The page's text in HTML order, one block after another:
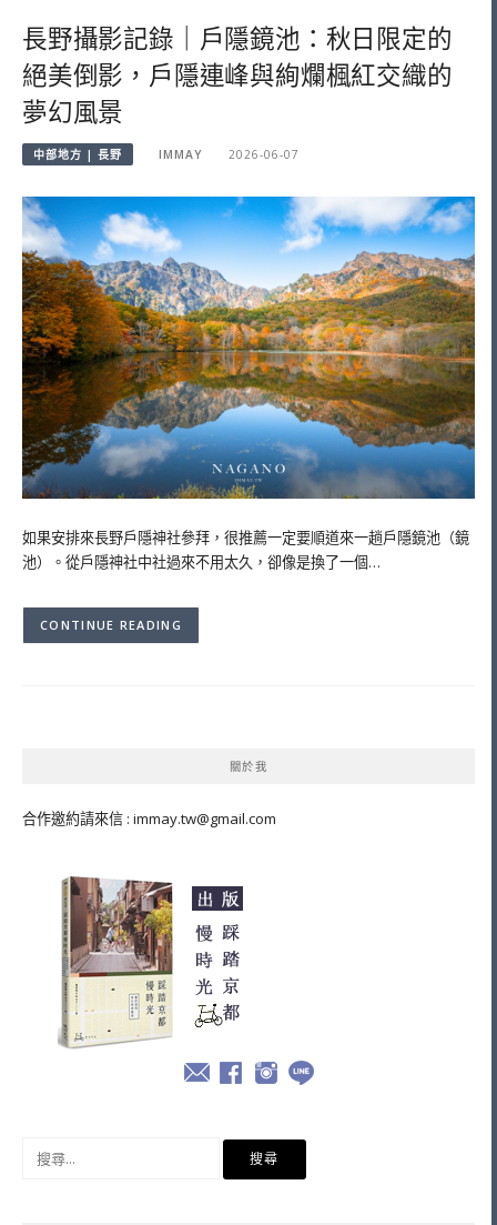
長野攝影記錄｜戶隱鏡池：秋日限定的
絕美倒影，戶隱連峰與絢爛楓紅交織的
夢幻風景
中部地方 | 長野 IMMAY 2026-06-07
如果安排來長野戶隱神社參拜，很推薦一定要順道來一趟戶隱鏡池（鏡
池）。從戶隱神社中社過來不用太久，卻像是換了一個…
CONTINUE READING
關於我
合作邀約請來信 : immay.tw@gmail.com